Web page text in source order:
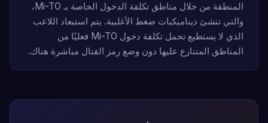
المنطقة من خلال مناطق تكلفة الدخول الخاصة بـ Mi-TO،
والتي تنشئ ديناميكيات ضغط الأغلبية. يتم استبعاد اللاعب
الذي لا يستطيع تحمل تكلفة دخول Mi-TO فعليًا من
المناطق المتنازع عليها دون وضع رمز القتال مباشرة هناك.